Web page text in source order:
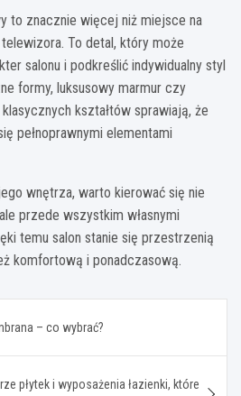
to znacznie więcej niż miejsce na
To detal, który może
salonu i podkreślić indywidualny styl
formy, luksusowy marmur czy
kształtów sprawiają, że
pełnoprawnymi elementami
wnętrza, warto kierować się nie
przede wszystkim własnymi
temu salon stanie się przestrzenią
komfortową i ponadczasową.
– co wybrać?
płytek i wyposażenia łazienki, które